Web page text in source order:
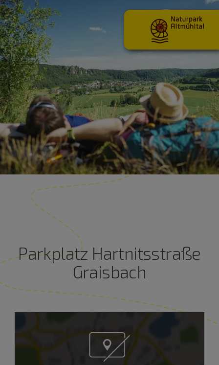
Parkplatz Hartnitsstraße
Graisbach